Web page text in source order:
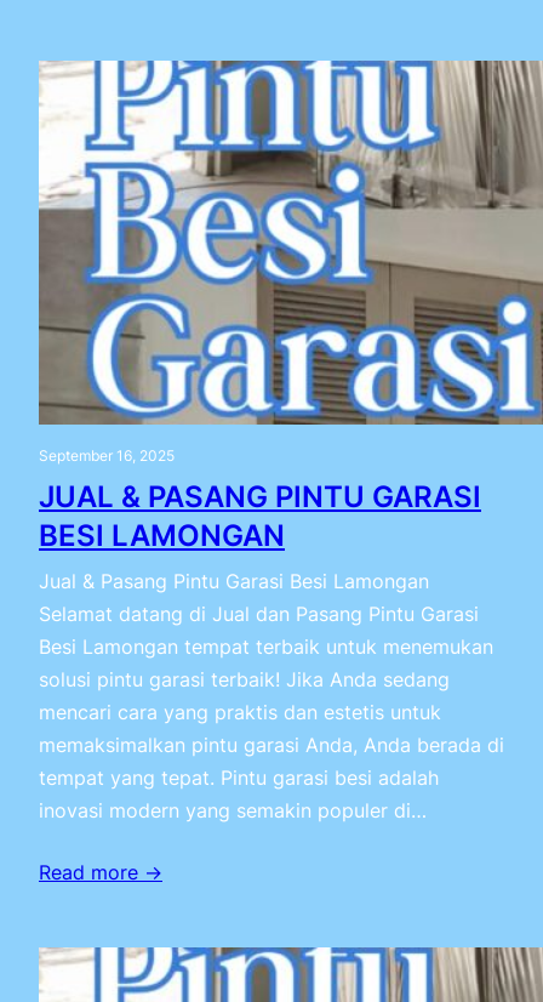
September 16, 2025
JUAL & PASANG PINTU GARASI
BESI LAMONGAN
Jual & Pasang Pintu Garasi Besi Lamongan
Selamat datang di Jual dan Pasang Pintu Garasi
Besi Lamongan tempat terbaik untuk menemukan
solusi pintu garasi terbaik! Jika Anda sedang
mencari cara yang praktis dan estetis untuk
memaksimalkan pintu garasi Anda, Anda berada di
tempat yang tepat. Pintu garasi besi adalah
inovasi modern yang semakin populer di…
Read more →